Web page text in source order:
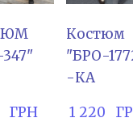
347"
ГРН
Костюм
"БРО-
-КА
1 220